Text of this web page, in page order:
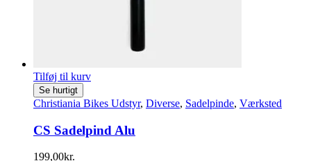
Tilføj til kurv
Se hurtigt
Christiania Bikes Udstyr, Diverse, Sadelpinde, Værksted
CS Sadelpind Alu
199,00kr.